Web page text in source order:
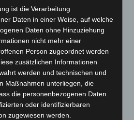
1.271
ist die Verarbeitung
Daten in einer Weise, auf welche
Daten ohne Hinzuziehung
nicht mehr einer
Person zugeordnet werden
zusätzlichen Informationen
werden und technischen und
Maßnahmen unterliegen, die
die personenbezogenen Daten
oder identifizierbaren
zugewiesen werden.